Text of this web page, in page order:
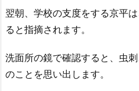
翌朝、学校の支度をする京平
ると指摘されます。
洗面所の鏡で確認すると、虫
のことを思い出します。